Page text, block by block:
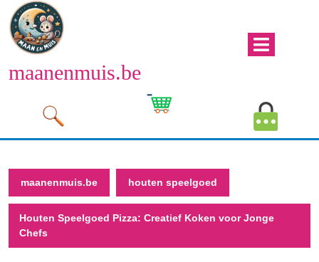
Naar
de
inhoud
maanenmuis.be
Winkelwagen
maanenmuis.be houten speelgoed
Houten Speelgoed Pizza: Creatief Koken voor Jonge
Chefs